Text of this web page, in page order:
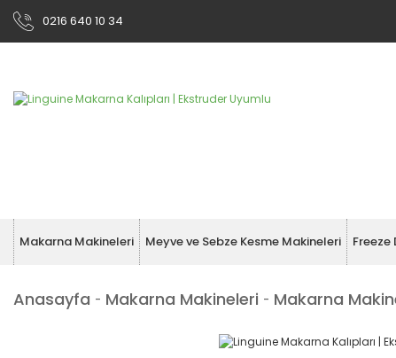
0216 640 10 34
Makarna Makineleri Meyve ve Sebze Kesme Makineleri Freeze
Anasayfa Makarna Makineleri Makarna